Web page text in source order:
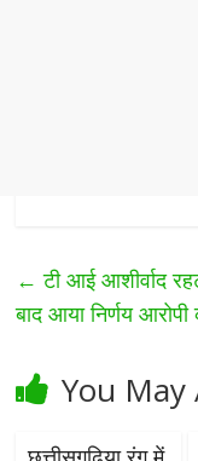
← टी आई आशीर्वाद
बाद आया निर्णय
You May